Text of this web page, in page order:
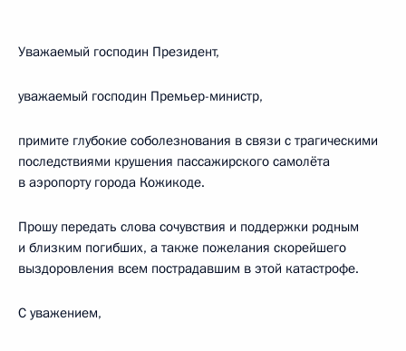
Уважаемый господин Президент,
уважаемый господин Премьер-министр,
примите глубокие соболезнования в связи с трагическими
последствиями крушения пассажирского самолёта
в аэропорту города Кожикоде.
Прошу передать слова сочувствия и поддержки родным
и близким погибших, а также пожелания скорейшего
выздоровления всем пострадавшим в этой катастрофе.
С уважением,